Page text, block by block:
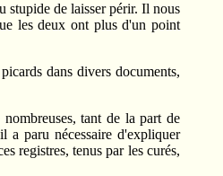
stupide de laisser périr. Il nous
les deux ont plus d'un point
dans divers documents,
tant de la part de
a paru nécessaire d'expliquer
registres, tenus par les curés,